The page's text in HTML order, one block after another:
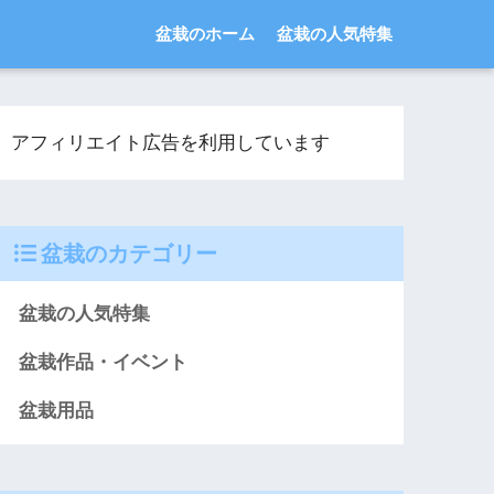
盆栽のホーム 盆栽の人気特集
アフィリエイト広告を利用しています
盆栽のカテゴリー
盆栽の人気特集
盆栽作品・イベント
盆栽用品